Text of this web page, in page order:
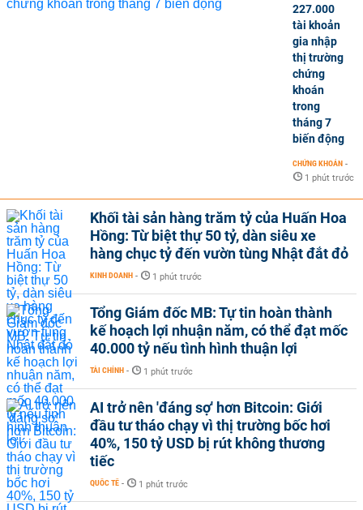
227.000
tài khoản
gia nhập
thị trường
chứng
khoán
trong
tháng 7
biến động
CHỨNG KHOÁN -
1 phút trước
Khối tài sản hàng trăm tỷ của Huấn Hoa
Hồng: Từ biệt thự 50 tỷ, dàn siêu xe
hàng chục tỷ đến vườn tùng Nhật đắt đỏ
KINH DOANH - 1 phút trước
Tổng Giám đốc MB: Tự tin hoàn thành
kế hoạch lợi nhuận năm, có thể đạt mốc
40.000 tỷ nếu tình hình thuận lợi
TÀI CHÍNH - 1 phút trước
AI trở nên 'đáng sợ' hơn Bitcoin: Giới
đầu tư tháo chạy vì thị trường bốc hơi
40%, 150 tỷ USD bị rút không thương
tiếc
QUỐC TẾ - 1 phút trước